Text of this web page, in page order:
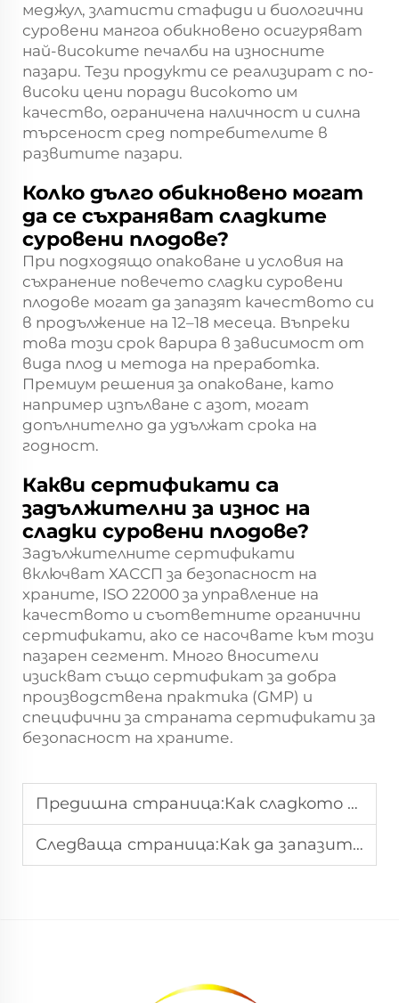
меджул, златисти стафиди и биологични
суровени мангоа обикновено осигуряват
най-високите печалби на износните
пазари. Тези продукти се реализират с по-
високи цени поради високото им
качество, ограничена наличност и силна
търсеност сред потребителите в
развитите пазари.
Колко дълго обикновено могат
да се съхраняват сладките
суровени плодове?
При подходящо опаковане и условия на
съхранение повечето сладки суровени
плодове могат да запазят качеството си
в продължение на 12–18 месеца. Въпреки
това този срок варира в зависимост от
вида плод и метода на преработка.
Премиум решения за опаковане, като
например изпълване с азот, могат
допълнително да удължат срока на
годност.
Какви сертификати са
задължителни за износ на
сладки суровени плодове?
Задължителните сертификати
включват ХАССП за безопасност на
храните, ISO 22000 за управление на
качеството и съответните органични
сертификати, ако се насочвате към този
пазарен сегмент. Много вносители
изискват също сертификат за добра
производствена практика (GMP) и
специфични за страната сертификати за
безопасност на храните.
Предишна страница:Как сладкото сушеното плодче осигурява последователност за глобални търговци
Следваща страница:Как да запазите качеството на сладки сушене плодове при съхранение на едро